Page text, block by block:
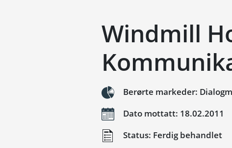
Windmill
Berørte markeder:
Dato mottatt: 18.02.2011
Status: Ferdig behandlet